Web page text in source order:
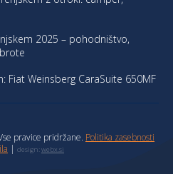
2025 – pohodništvo,
Fiat Weinsberg CaraSuite 650MF
pravice pridržane. Politika zasebnosti
| design:webx.si